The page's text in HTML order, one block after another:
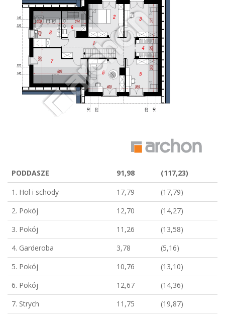
PODDASZE 91,98
(117,23)
1. Hol i schody
17,79
(17,79)
2. Pokój
12,70
(14,27)
3. Pokój
11,26
(13,58)
4. Garderoba
3,78
(5,16)
5. Pokój
10,76
(13,10)
6. Pokój
12,67
(14,36)
7. Strych
11,75
(19,87)